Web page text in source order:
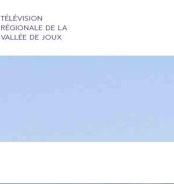
TÉLÉVISION
RÉGIONALE DE LA
VALLÉE DE JOUX